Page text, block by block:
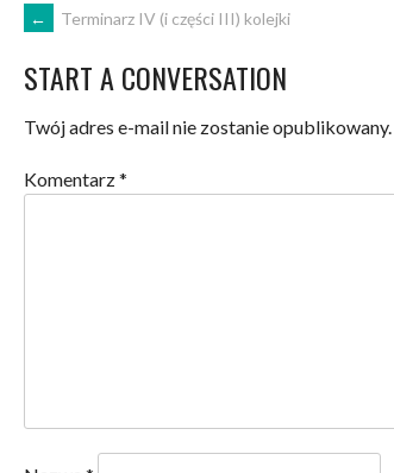
POST
NAVIGATION
← Terminarz IV (i części III) kolejki
START A CONVERSATION
Twój adres e-mail nie zostanie opublikowany.
Komentarz*